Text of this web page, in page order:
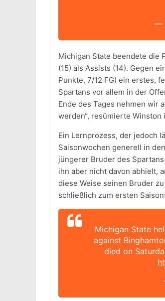
—
Michigan State beendete die
(15) als Assists (14). Gegen
Punkte, 7/12 FG) ein erstes,
Spartans vor allem in der
Ende des Tages nehmen wir
werden“, resümierte Winston
Ein Lernprozess, der jedoch
Saisonwochen generell in
jüngerer Bruder des
ihn aber nicht davon abhielt,
diese Weise seinen Bruder
schließlich zum ersten
Michigan State
against
died on